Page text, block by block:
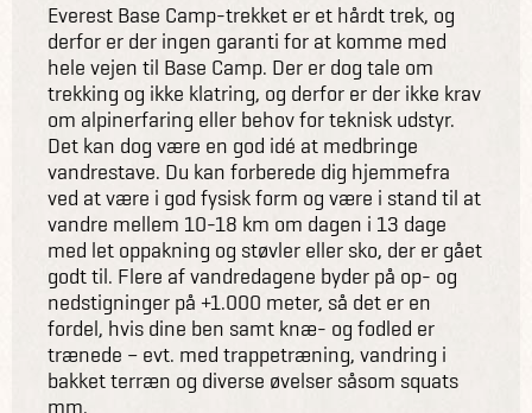
Everest Base Camp-trekket er et hårdt trek, og
derfor er der ingen garanti for at komme med
hele vejen til Base Camp. Der er dog tale om
trekking og ikke klatring, og derfor er der ikke krav
om alpinerfaring eller behov for teknisk udstyr.
Det kan dog være en god idé at medbringe
vandrestave. Du kan forberede dig hjemmefra
ved at være i god fysisk form og være i stand til at
vandre mellem 10-18 km om dagen i 13 dage
med let oppakning og støvler eller sko, der er gået
godt til. Flere af vandredagene byder på op- og
nedstigninger på +1.000 meter, så det er en
fordel, hvis dine ben samt knæ- og fodled er
trænede – evt. med trappetræning, vandring i
bakket terræn og diverse øvelser såsom squats
mm.